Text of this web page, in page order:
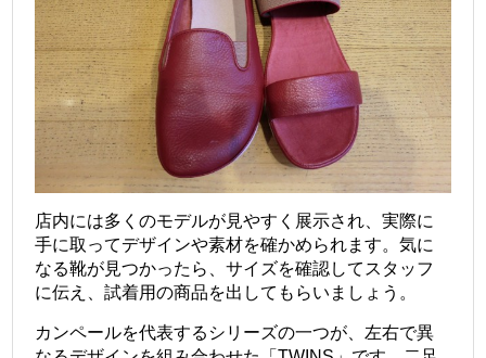
店内には多くのモデルが見やすく展示され、実際に
手に取ってデザインや素材を確かめられます。気に
なる靴が見つかったら、サイズを確認してスタッフ
に伝え、試着用の商品を出してもらいましょう。
カンペールを代表するシリーズの一つが、左右で異